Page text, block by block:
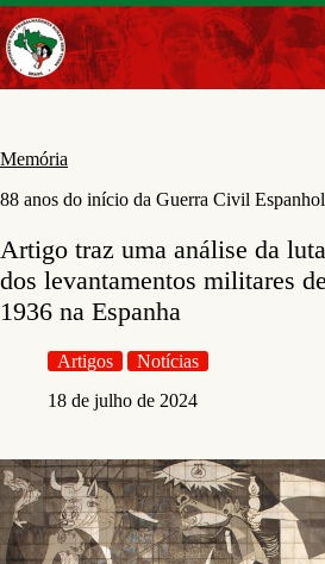
Pular
para
o
conteúdo
Memória
88 anos do início da Guerra Civil
Artigo traz uma análise da
dos levantamentos militares
1936 na Espanha
Artigos
Notícias
18 de julho de 2024